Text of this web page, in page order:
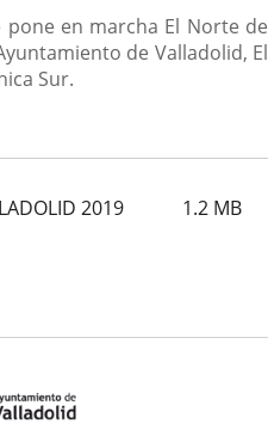
en marcha El Norte de
de Valladolid, El
Sur.
2019 1.2 MB